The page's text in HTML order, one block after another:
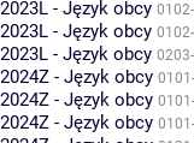
2023L - Język obcy
2023L - Język obcy
2023L - Język obcy
2024Z - Język obcy
2024Z - Język obcy
2024Z - Język obcy